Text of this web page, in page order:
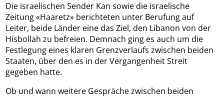
Die israelischen Sender Kan sowie die israelische
Zeitung «Haaretz» berichteten unter Berufung auf
Leiter, beide Länder eine das Ziel, den Libanon von der
Hisbollah zu befreien. Demnach ging es auch um die
Festlegung eines klaren Grenzverlaufs zwischen beiden
Staaten, über den es in der Vergangenheit Streit
gegeben hatte.
Ob und wann weitere Gespräche zwischen beiden